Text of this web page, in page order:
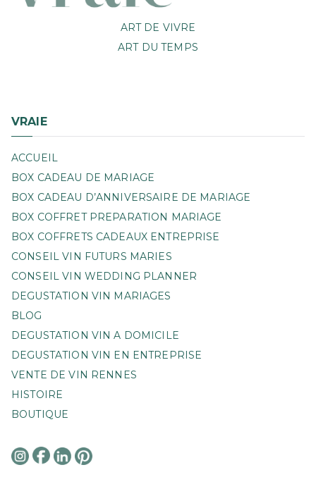
ART DE VIVRE
ART DU TEMPS
VRAIE
ACCUEIL
BOX CADEAU DE MARIAGE
BOX CADEAU D’ANNIVERSAIRE DE MARIAGE
BOX COFFRET PREPARATION MARIAGE
BOX COFFRETS CADEAUX ENTREPRISE
CONSEIL VIN FUTURS MARIES
CONSEIL VIN WEDDING PLANNER
DEGUSTATION VIN MARIAGES
BLOG
DEGUSTATION VIN A DOMICILE
DEGUSTATION VIN EN ENTREPRISE
VENTE DE VIN RENNES
HISTOIRE
BOUTIQUE